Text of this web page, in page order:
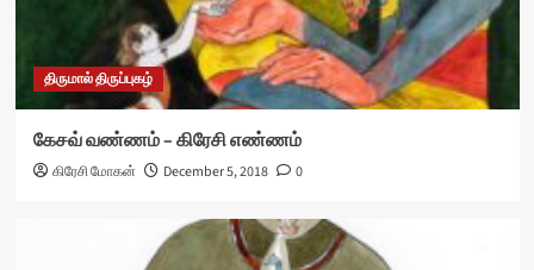
திருமால் திருப்புகழ்
கேசவ் வண்ணம் – கிரேசி எண்ணம்
கிரேசி மோகன் December 5, 2018 0